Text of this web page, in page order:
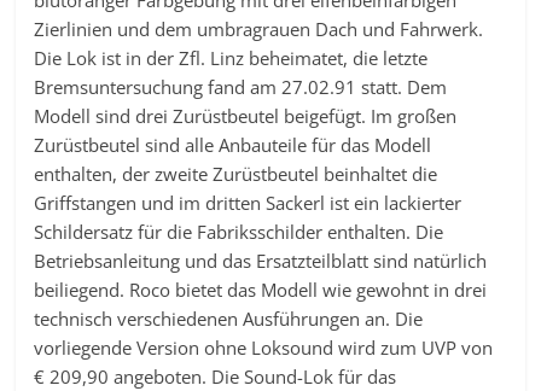
Zierlinien und dem umbragrauen Dach und Fahrwerk.
Die Lok ist in der Zfl. Linz beheimatet, die letzte
Bremsuntersuchung fand am 27.02.91 statt. Dem
Modell sind drei Zurüstbeutel beigefügt. Im großen
Zurüstbeutel sind alle Anbauteile für das Modell
enthalten, der zweite Zurüstbeutel beinhaltet die
Griffstangen und im dritten Sackerl ist ein lackierter
Schildersatz für die Fabriksschilder enthalten. Die
Betriebsanleitung und das Ersatzteilblatt sind natürlich
beiliegend. Roco bietet das Modell wie gewohnt in drei
technisch verschiedenen Ausführungen an. Die
vorliegende Version ohne Loksound wird zum UVP von
€ 209,90 angeboten. Die Sound-Lok für das